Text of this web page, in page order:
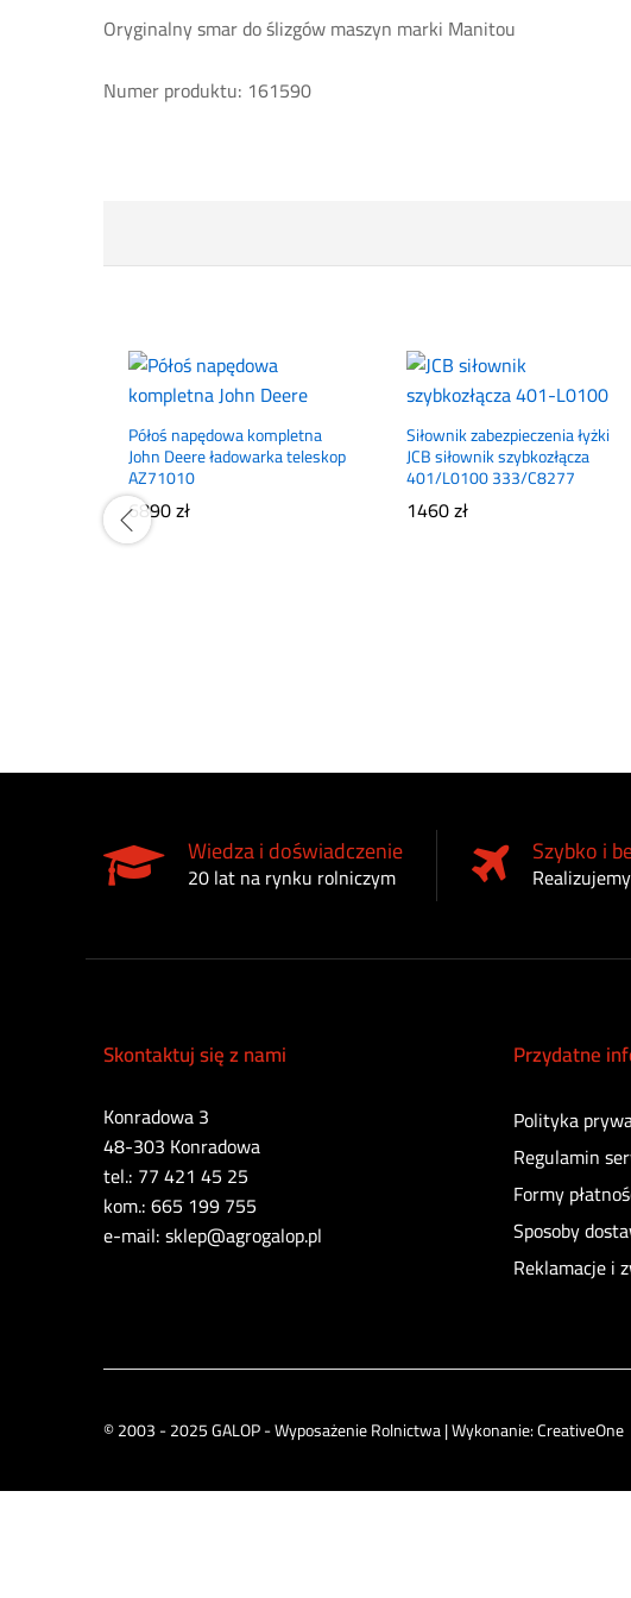
Oryginalny smar do ślizgów maszyn marki Manitou
Numer produktu: 161590
Półoś napędowa kompletna
John Deere ładowarka teleskop
AZ71010
6890zł
Siłownik zabezpieczenia łyżki
JCB siłownik szybkozłącza
401/L0100 333/C8277
1460zł
Wiedza i doświadczenie
20 lat na rynku rolniczym
Szybko i
Skontaktuj się z nami
Konradowa 3
48-303 Konradowa
tel.: 77 421 45 25
kom.: 665 199 755
e-mail: sklep@agrogalop.pl
Przydatne
Polityka
Regulamin
Formy
Sposoby
Reklamacje i
© 2003 - 2025 GALOP - Wyposażenie Rolnictwa | Wykonanie:CreativeOne